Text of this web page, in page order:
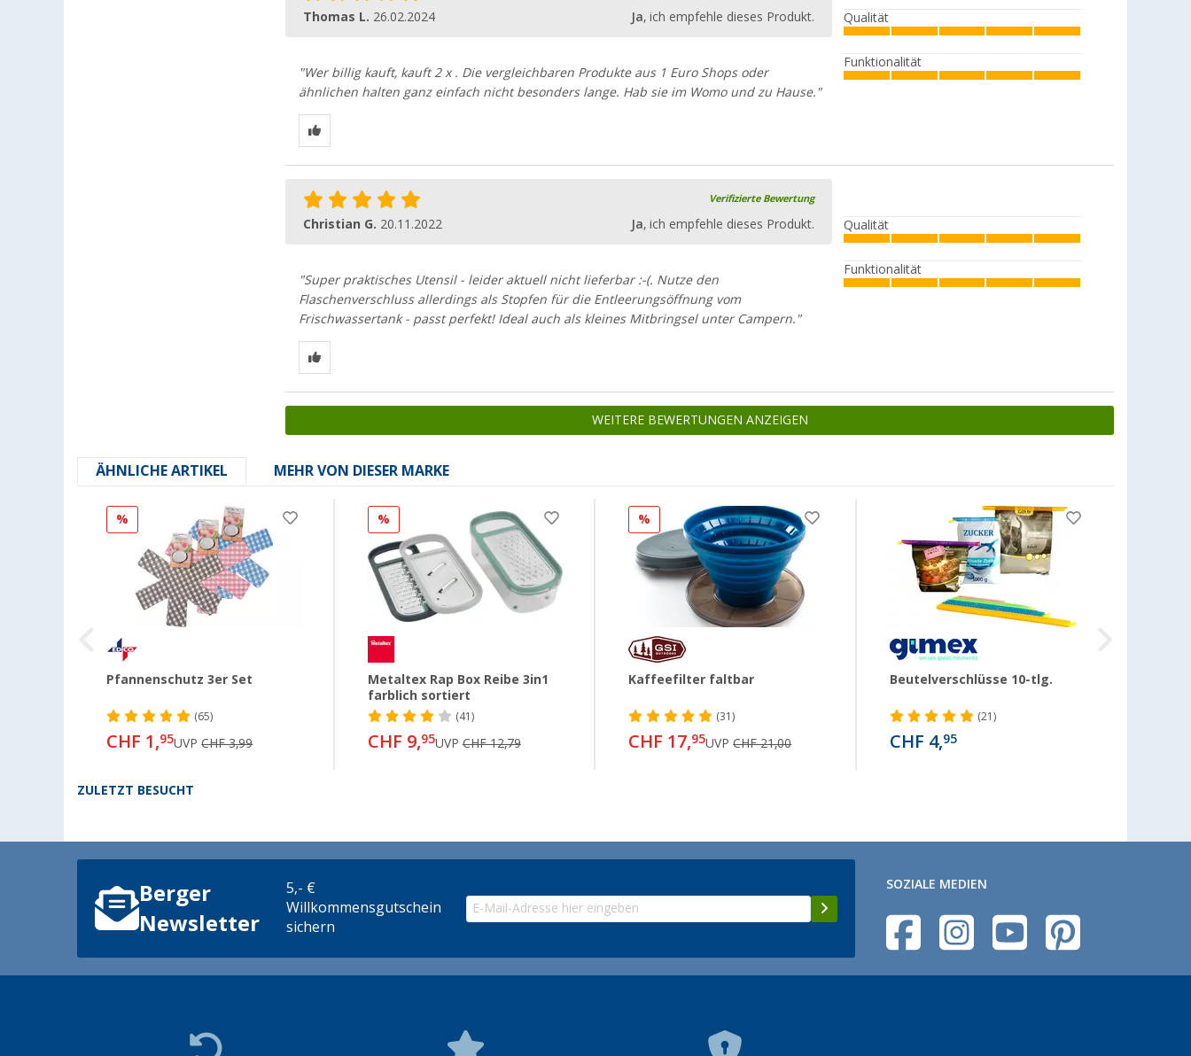
Thomas L. 26.02.2024 Ja, ich empfehle dieses Produkt.
"Wer billig kauft, kauft 2 x . Die vergleichbaren Produkte aus 1 Euro Shops oder
ähnlichen halten ganz einfach nicht besonders lange. Hab sie im Womo und zu Hause."
Qualität
Funktionalität
Verifizierte Bewertung
Christian G. 20.11.2022 Ja, ich empfehle dieses Produkt.
"Super praktisches Utensil - leider aktuell nicht lieferbar :-(. Nutze den
Flaschenverschluss allerdings als Stopfen für die Entleerungsöffnung vom
Frischwassertank - passt perfekt! Ideal auch als kleines Mitbringsel unter Campern."
Qualität
Funktionalität
WEITERE BEWERTUNGEN ANZEIGEN
ÄHNLICHE ARTIKEL MEHR VON DIESER MARKE
%
Pfannenschutz 3er Set
(65)
CHF 1,95UVPCHF 3,99
%
Metaltex Rap Box Reibe 3in1
farblich sortiert
(41)
CHF 9,95UVPCHF 12,79
%
Kaffeefilter faltbar
(31)
CHF 17,95UVPCHF 21,00
Beutelverschlüsse 10-tlg.
(21)
CHF 4,95
ZULETZT BESUCHT
Berger
Newsletter
5,- €
Willkommensgutschein
sichern
SOZIALE MEDIEN